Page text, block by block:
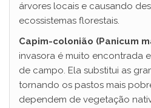
árvores locais e causando
ecossistemas florestais.
Capim-colonião (Panicum
invasora é muito encontrada
de campo. Ela substitui as
tornando os pastos mais
dependem de vegetação